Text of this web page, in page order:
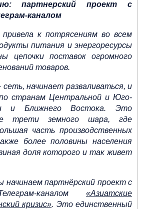
партнерский проект с
каналом
к потрясениям во всем
питания и энергоресурсы
цепочки поставок огромного
товаров.
начинает разваливаться, и
странам Центральной и Юго-
и Ближнего Востока. Это
трети земного шара, где
часть производственных
более половины населения
доля которого и так живет
партнёрский проект с
каналом «Азиатские
кризис». Это единственный